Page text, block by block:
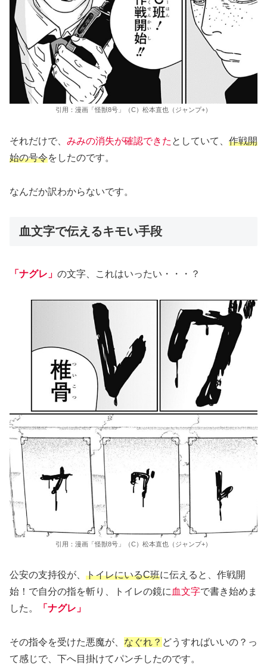
引用：漫画「怪獣8号」（C）松本直也（ジャンプ+）
それだけで、 みみの消失が確認できた としていて、 作戦開
始の号令をしたのです。
なんだか訳わからないです。
血文字で伝えるキモい手段
「ナグレ」 の文字、これはいったい・・・？
引用：漫画「怪獣8号」（C）松本直也（ジャンプ+）
公安の支持役が、 トイレにいるC班に伝えると、作戦開
始！で自分の指を斬り、トイレの鏡に 血文字で書き始めま
した。
「ナグレ」
その指令を受けた悪魔が、 なぐれ？ どうすればいいの？っ
て感じで、下へ目掛けてパンチしたのです。